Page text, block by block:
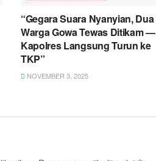
“Gegara Suara Nyanyian, Dua
Warga Gowa Tewas Ditikam —
Kapolres Langsung Turun ke
TKP”
NOVEMBER 3, 2025